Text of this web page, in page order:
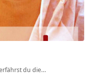
erfährst du die…